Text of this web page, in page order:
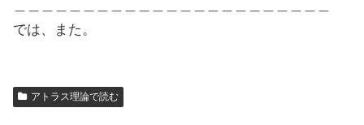
では、また。
アトラス理論で読む